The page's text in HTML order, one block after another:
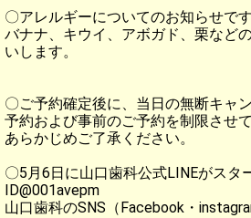
〇アレルギーについてのお知らせです
バナナ、キウイ、アボガド、栗など
いします。
〇ご予約確定後に、当日の無断キャ
予約および事前のご予約を制限させ
あらかじめご了承ください。
〇5月6日に山口歯科公式LINEがスタ
ID@001avepm
山口歯科のSNS（Facebook・